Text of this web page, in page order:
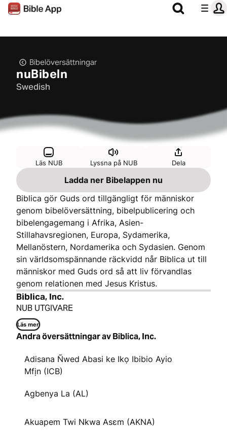
Bibelöversättningar
nuBibeln
Swedish
Läs NUB Lyssna på NUB Dela
Ladda ner Bibelappen nu
Biblica gör Guds ord tillgängligt för människor
genom bibelöversättning, bibelpublicering och
bibelengagemang i Afrika, Asien-
Stillahavsregionen, Europa, Sydamerika,
Mellanöstern, Nordamerika och Sydasien. Genom
sin världsomspännande räckvidd når Biblica ut till
människor med Guds ord så att liv förvandlas
genom relationen med Jesus Kristus.
Biblica, Inc.
NUB UTGIVARE
Läs mer
Andra översättningar av Biblica, Inc.
Adisana Ñwed Abasi ke Ikọ Ibibio Ayio
Mfịn (ICB)
Agbenya La (AL)
Akuapem Twi Nkwa Asɛm (AKNA)